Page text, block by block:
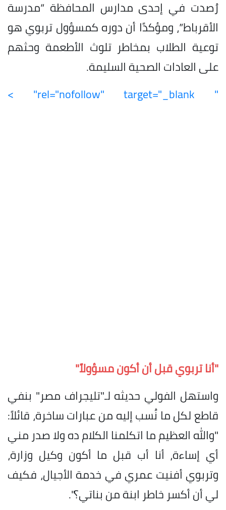
رُصدت في إحدى مدارس المحافظة “مدرسة
الأقرباط”، ومؤكدًا أن دوره كمسؤول تربوي هو
توعية الطلاب بمخاطر تلوث الأطعمة وحثهم
على العادات الصحية السليمة.
" rel="nofollow" target="_blank" >
"أنا تربوي قبل أن أكون مسؤولاً"
و​استهل الفولي حديثه لـ"تليجراف مصر" بنفي
قاطع لكل ما نُسب إليه من عبارات ساخرة، قائلاً:
"والله العظيم ما اتكلمنا الكلام ده ولا صدر مني
أي إساءة، أنا أب قبل ما أكون وكيل وزارة،
وتربوي أفنيت عمري في خدمة الأجيال، فكيف
لي أن أكسر خاطر ابنة من بناتي؟".